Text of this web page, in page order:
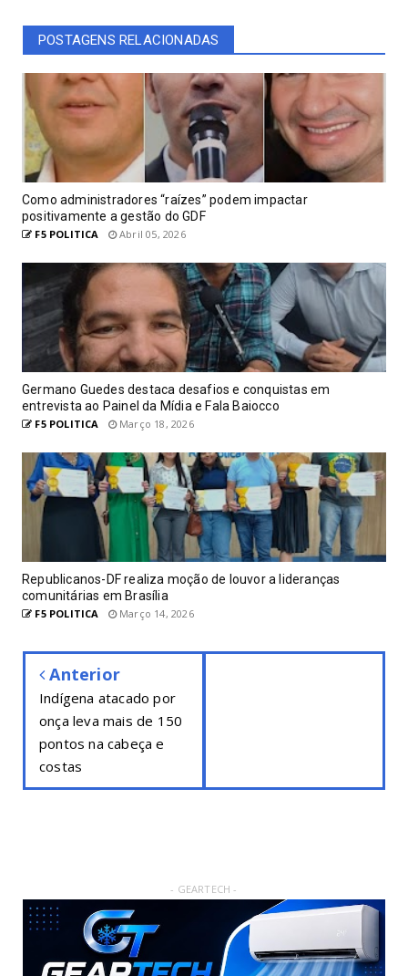
POSTAGENS RELACIONADAS
Como administradores “raízes” podem impactar
positivamente a gestão do GDF
F5 POLITICA Abril 05, 2026
Germano Guedes destaca desafios e conquistas em
entrevista ao Painel da Mídia e Fala Baiocco
F5 POLITICA Março 18, 2026
Republicanos-DF realiza moção de louvor a lideranças
comunitárias em Brasília
F5 POLITICA Março 14, 2026
Anterior
Indígena atacado por
onça leva mais de 150
pontos na cabeça e
costas
- GEARTECH -